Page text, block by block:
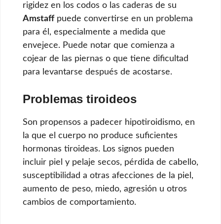
rigidez en los codos o las caderas de su
Amstaffpuede convertirse en un problema
para él, especialmente a medida que
envejece. Puede notar que comienza a
cojear de las piernas o que tiene dificultad
para levantarse después de acostarse.
Problemas tiroideos
Son propensos a padecer hipotiroidismo, en
la que el cuerpo no produce suficientes
hormonas tiroideas. Los signos pueden
incluir piel y pelaje secos, pérdida de cabello,
susceptibilidad a otras afecciones de la piel,
aumento de peso, miedo, agresión u otros
cambios de comportamiento.